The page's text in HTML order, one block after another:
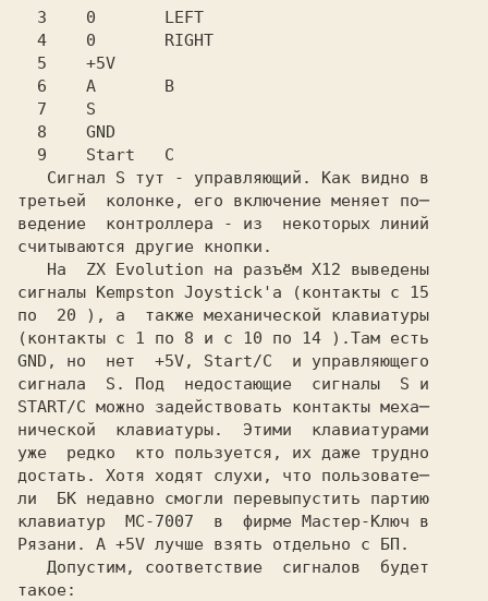
  9    Start   C
   Сигнал
S тут - управляющий. Как видно в
третьей  колонке, его включение меняет по─
ведение  контроллера - из  некоторых линий
считываются другие кнопки.
   На
ZX Evolution на разъём X12 выведены
сигналы Kempston Joystick'а (контакты с 15
по
20 ), а  также механической клавиатуры
(контакты с 1 по 8 и с 10 по 14 ).Там есть
GND,
но  нет +5V, Start/C
и управляющего
сигнала
S. Под  недостающие  сигналы S и
START/C можно задействовать контакты меха─
нической  клавиатуры.  Этими  клавиатурами
уже  редко  кто пользуется, их даже трудно
достать. Хотя ходят слухи, что пользовате─
ли
БК недавно смогли перевыпустить партию
клавиатур
МС-7007 в  фирме Мастер-Ключ в
Рязани. А +5V лучше взять отдельно с БП.